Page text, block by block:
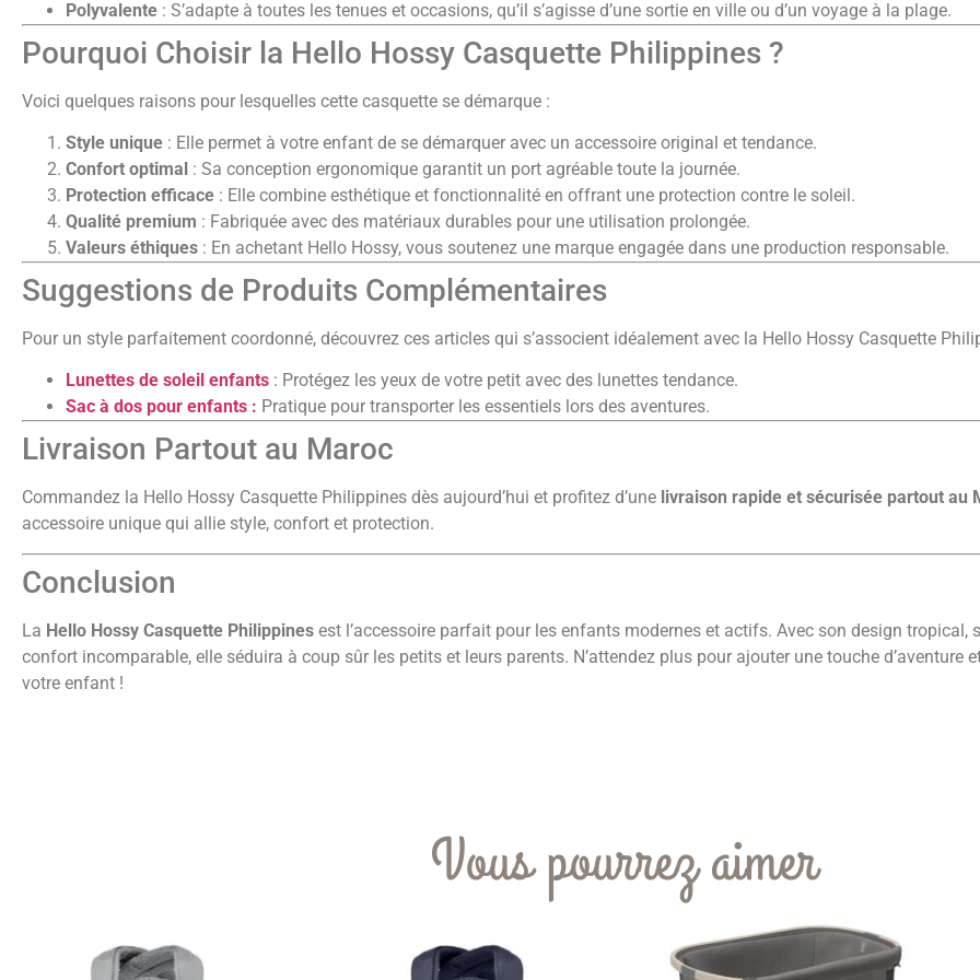
Polyvalente : S’adapte à toutes les tenues et occasions, qu’il s’agisse d’une sortie en ville ou d’un voyage à la plage.
Pourquoi Choisir la Hello Hossy Casquette Philippines ?
Voici quelques raisons pour lesquelles cette casquette se démarque :
Style unique : Elle permet à votre enfant de se démarquer avec un accessoire original et tendance.
Confort optimal : Sa conception ergonomique garantit un port agréable toute la journée.
Protection efficace : Elle combine esthétique et fonctionnalité en offrant une protection contre le soleil.
Qualité premium : Fabriquée avec des matériaux durables pour une utilisation prolongée.
Valeurs éthiques : En achetant Hello Hossy, vous soutenez une marque engagée dans une production responsable.
Suggestions de Produits Complémentaires
Pour un style parfaitement coordonné, découvrez ces articles qui s’associent idéalement avec la Hello Hossy Casquette
Lunettes de soleil enfants : Protégez les yeux de votre petit avec des lunettes tendance.
Sac à dos pour enfants : Pratique pour transporter les essentiels lors des aventures.
Livraison Partout au Maroc
Commandez la Hello Hossy Casquette Philippines dès aujourd’hui et profitez d’une livraison rapide et sécurisée partout au
accessoire unique qui allie style, confort et protection.
Conclusion
La Hello Hossy Casquette Philippines est l’accessoire parfait pour les enfants modernes et actifs. Avec son design tropical,
confort incomparable, elle séduira à coup sûr les petits et leurs parents. N’attendez plus pour ajouter une touche d’aventure
votre enfant !
Vous pourrez aimer